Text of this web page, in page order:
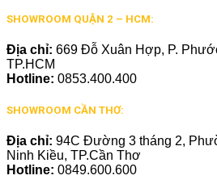
SHOWROOM QUẬN 2 – HCM:
Địa chỉ: 669 Đỗ Xuân Hợp, P.
TP.HCM
Hotline: 0853.400.400
SHOWROOM CẦN THƠ:
Địa chỉ: 94C Đường 3 tháng 2,
Ninh Kiều, TP.Cần Thơ
Hotline: 0849.600.600